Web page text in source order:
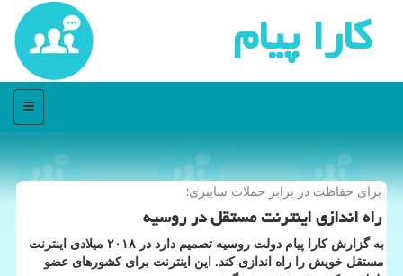
كارا پیام
منو
برای حفاظت در برابر حملات سایبری؛
راه اندازی اینترنت مستقل در روسیه
به گزارش كارا پیام دولت روسیه تصمیم دارد در ۲۰۱۸ میلادی اینترنت
مستقل خویش را راه اندازی كند. این اینترنت برای كشورهای عضو